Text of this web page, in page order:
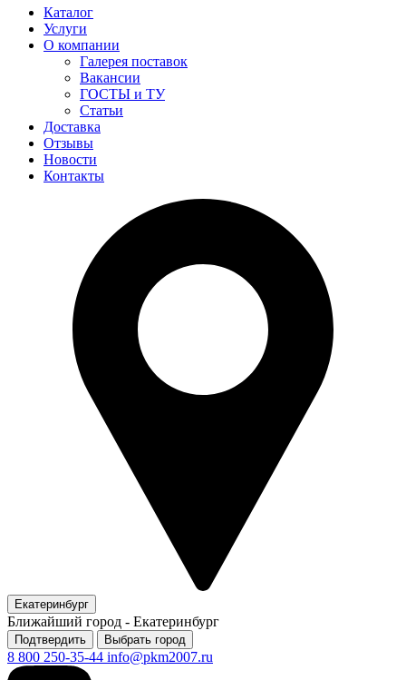
Каталог
Услуги
О компании
Галерея поставок
Вакансии
ГОСТЫ и ТУ
Статьи
Доставка
Отзывы
Новости
Контакты
Екатеринбург
Ближайший город - Екатеринбург
Подтвердить Выбрать город
8 800 250-35-44 info@pkm2007.ru